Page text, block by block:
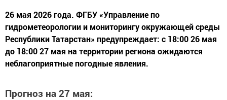
26 мая 2026 года. ФГБУ «Управление по
гидрометеорологии и мониторингу окружающей среды
Республики Татарстан» предупреждает: с 18:00 26 мая
до 18:00 27 мая на территории региона ожидаются
неблагоприятные погодные явления.
Прогноз на 27 мая: